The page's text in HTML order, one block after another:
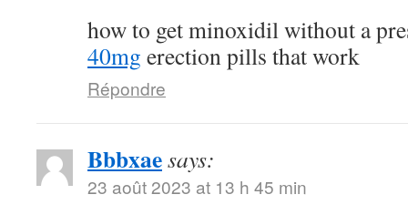
how to get minoxidil without a
40mg erection pills that work
Répondre
Bbbxaesays:
23 août 2023 at 13 h 45 min